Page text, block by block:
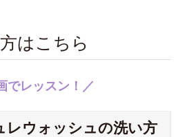
はこちら
でレッスン！／
レウォッシュの洗い方